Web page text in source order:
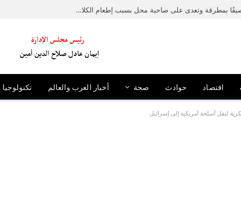
ضبط متهم حطم رصيفًا بمطرقة وتعدى على صاحبة محل بسبب إطعام الكلاب الضالة بالإسكندرية
اقتصاد حوادث صحة أخبار العرب والعالم تكنولوجيا
لنقل أسلحة أمريكية إلى إسرائيل